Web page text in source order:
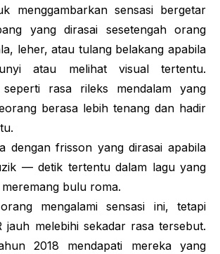
menggambarkan sensasi bergetar
yang dirasai sesetengah orang
leher, atau tulang belakang apabila
atau melihat visual tertentu.
rasa rileks mendalam yang
berasa lebih tenang dan hadir
denganfrisson yang dirasai apabila
— detik tertentu dalam lagu yang
bulu roma.
mengalami sensasi ini, tetapi
jauh melebihi sekadar rasa tersebut.
2018 mendapati mereka yang